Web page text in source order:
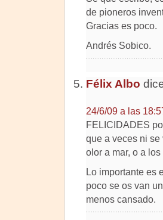
de pioneros
Gracias es poco.
Andrés Sobico.
Félix Albo
24/6/09 a las
FELICIDADES
que a veces ni
olor a mar, o a
Lo importante es
poco se os van
menos cansado.